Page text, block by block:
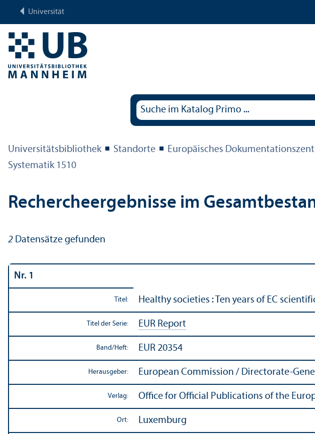
Universität
Universitäts­bibliothek Standorte Europäisches
Systematik 1510
Rechercheergebnisse im
2 Datensätze gefunden
Nr. 1
Titel: Healthy societies : Ten years of EC
Titel der Serie: EUR Report
Band/Heft: EUR 20354
Herausgeber: European Commission / Directorate-
Verlag: Office for Official Publications of the
Ort: Luxemburg